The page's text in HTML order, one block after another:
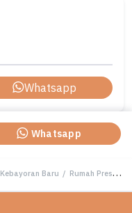
Whatsapp
Whatsapp
Kebayoran Baru / Rumah Prestisius di Kawasan Kebayoran Baru, Jakarta Selatan, LB 450m², Harga 31 Miliar